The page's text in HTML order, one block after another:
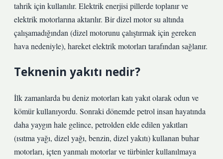
tahrik için kullanılır. Elektrik enerjisi pillerde toplanır ve
elektrik motorlarına aktarılır. Bir dizel motor su altında
çalışamadığından (dizel motorunu çalıştırmak için gereken
hava nedeniyle), hareket elektrik motorları tarafından sağlanır.
Teknenin yakıtı nedir?
İlk zamanlarda bu deniz motorları katı yakıt olarak odun ve
kömür kullanıyordu. Sonraki dönemde petrol insan hayatında
daha yaygın hale gelince, petrolden elde edilen yakıtları
(ısıtma yağı, dizel yağı, benzin, dizel yakıtı) kullanan buhar
motorları, içten yanmalı motorlar ve türbinler kullanılmaya